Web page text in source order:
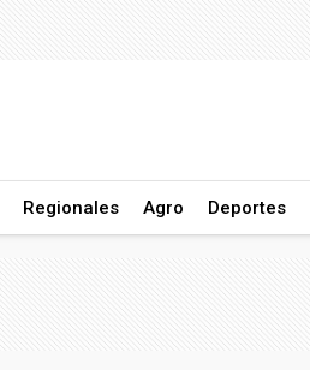
Regionales Agro Deportes